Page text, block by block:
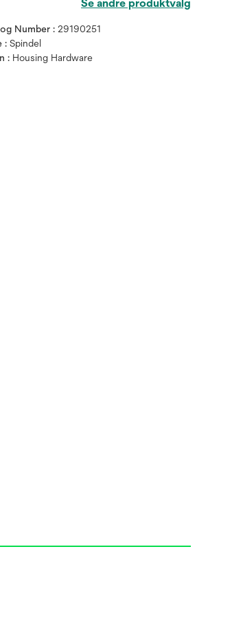
Se andre produktvalg
Number :29190251
:Spindel
: Housing Hardware